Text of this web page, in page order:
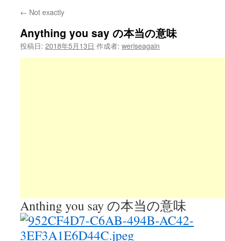
← Not exactly
Anything you say の本当の意味
投稿日: 2018年5月13日 作成者: weriseagain
Anthing you say の本当の意味